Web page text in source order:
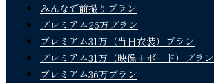
みんなで前撮りプラン
プレミアム26万プラン
プレミアム31万（当日衣装）プラン
プレミアム31万（映像＋ボード）プラン
プレミアム36万プラン